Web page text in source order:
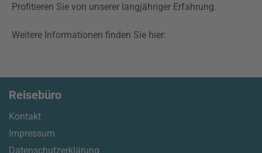
Profitieren Sie von unserer langjähriger Erfahrung.
Weitere Informationen finden Sie hier:
Reisebüro
Kontakt
Impressum
Datenschutzerklärung